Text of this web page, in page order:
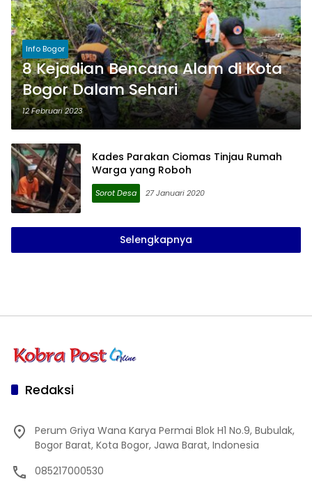
Info Bogor
8 Kejadian Bencana Alam di Kota
Bogor Dalam Sehari
12 Februari 2023
Kades Parakan Ciomas Tinjau Rumah
Warga yang Roboh
Sorot Desa 27 Januari 2020
Selengkapnya
Redaksi
Perum Griya Wana Karya Permai Blok H1 No.9, Bubulak,
Bogor Barat, Kota Bogor, Jawa Barat, Indonesia
085217000530